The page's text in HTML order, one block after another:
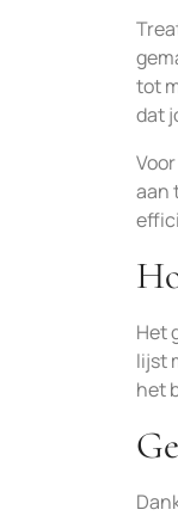
tot
dat
aan
Het
lijst
het